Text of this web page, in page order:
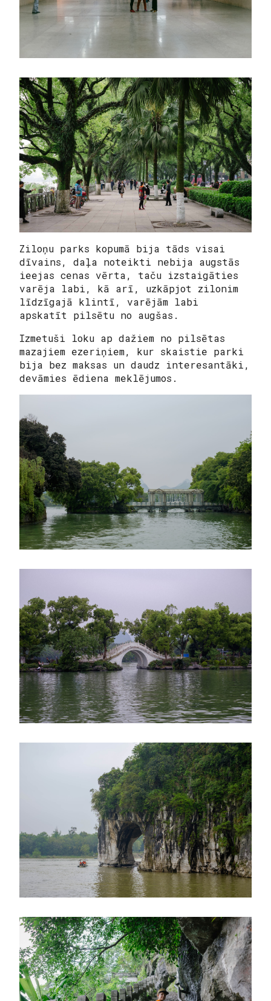
Ziloņu parks kopumā bija tāds visai
dīvains, daļa noteikti nebija augstās
ieejas cenas vērta, taču izstaigāties
varēja labi, kā arī, uzkāpjot zilonim
līdzīgajā klintī, varējām labi
apskatīt pilsētu no augšas.
Izmetuši loku ap dažiem no pilsētas
mazajiem ezeriņiem, kur skaistie parki
bija bez maksas un daudz interesantāki,
devāmies ēdiena meklējumos.